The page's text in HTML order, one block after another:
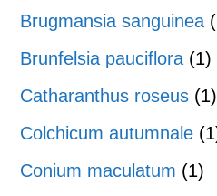
Brugmansia sanguinea
Brunfelsia pauciflora (1)
Catharanthus roseus (1)
Colchicum autumnale
Conium maculatum (1)